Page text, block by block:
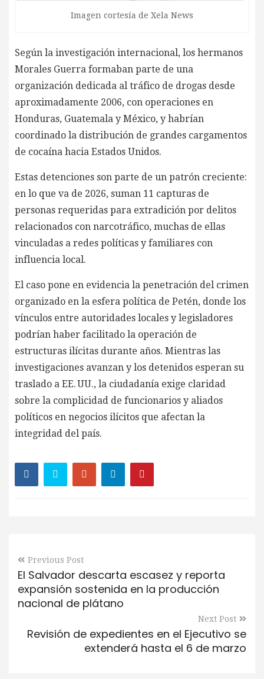
Imagen cortesía de Xela News
Según la investigación internacional, los hermanos
Morales Guerra formaban parte de una
organización dedicada al tráfico de drogas desde
aproximadamente 2006, con operaciones en
Honduras, Guatemala y México, y habrían
coordinado la distribución de grandes cargamentos
de cocaína hacia Estados Unidos.
Estas detenciones son parte de un patrón creciente:
en lo que va de 2026, suman 11 capturas de
personas requeridas para extradición por delitos
relacionados con narcotráfico, muchas de ellas
vinculadas a redes políticas y familiares con
influencia local.
El caso pone en evidencia la penetración del crimen
organizado en la esfera política de Petén, donde los
vínculos entre autoridades locales y legisladores
podrían haber facilitado la operación de
estructuras ilícitas durante años. Mientras las
investigaciones avanzan y los detenidos esperan su
traslado a EE. UU., la ciudadanía exige claridad
sobre la complicidad de funcionarios y aliados
políticos en negocios ilícitos que afectan la
integridad del país.
Previous Post
El Salvador descarta escasez y reporta
expansión sostenida en la producción
nacional de plátano
Next Post
Revisión de expedientes en el Ejecutivo se
extenderá hasta el 6 de marzo